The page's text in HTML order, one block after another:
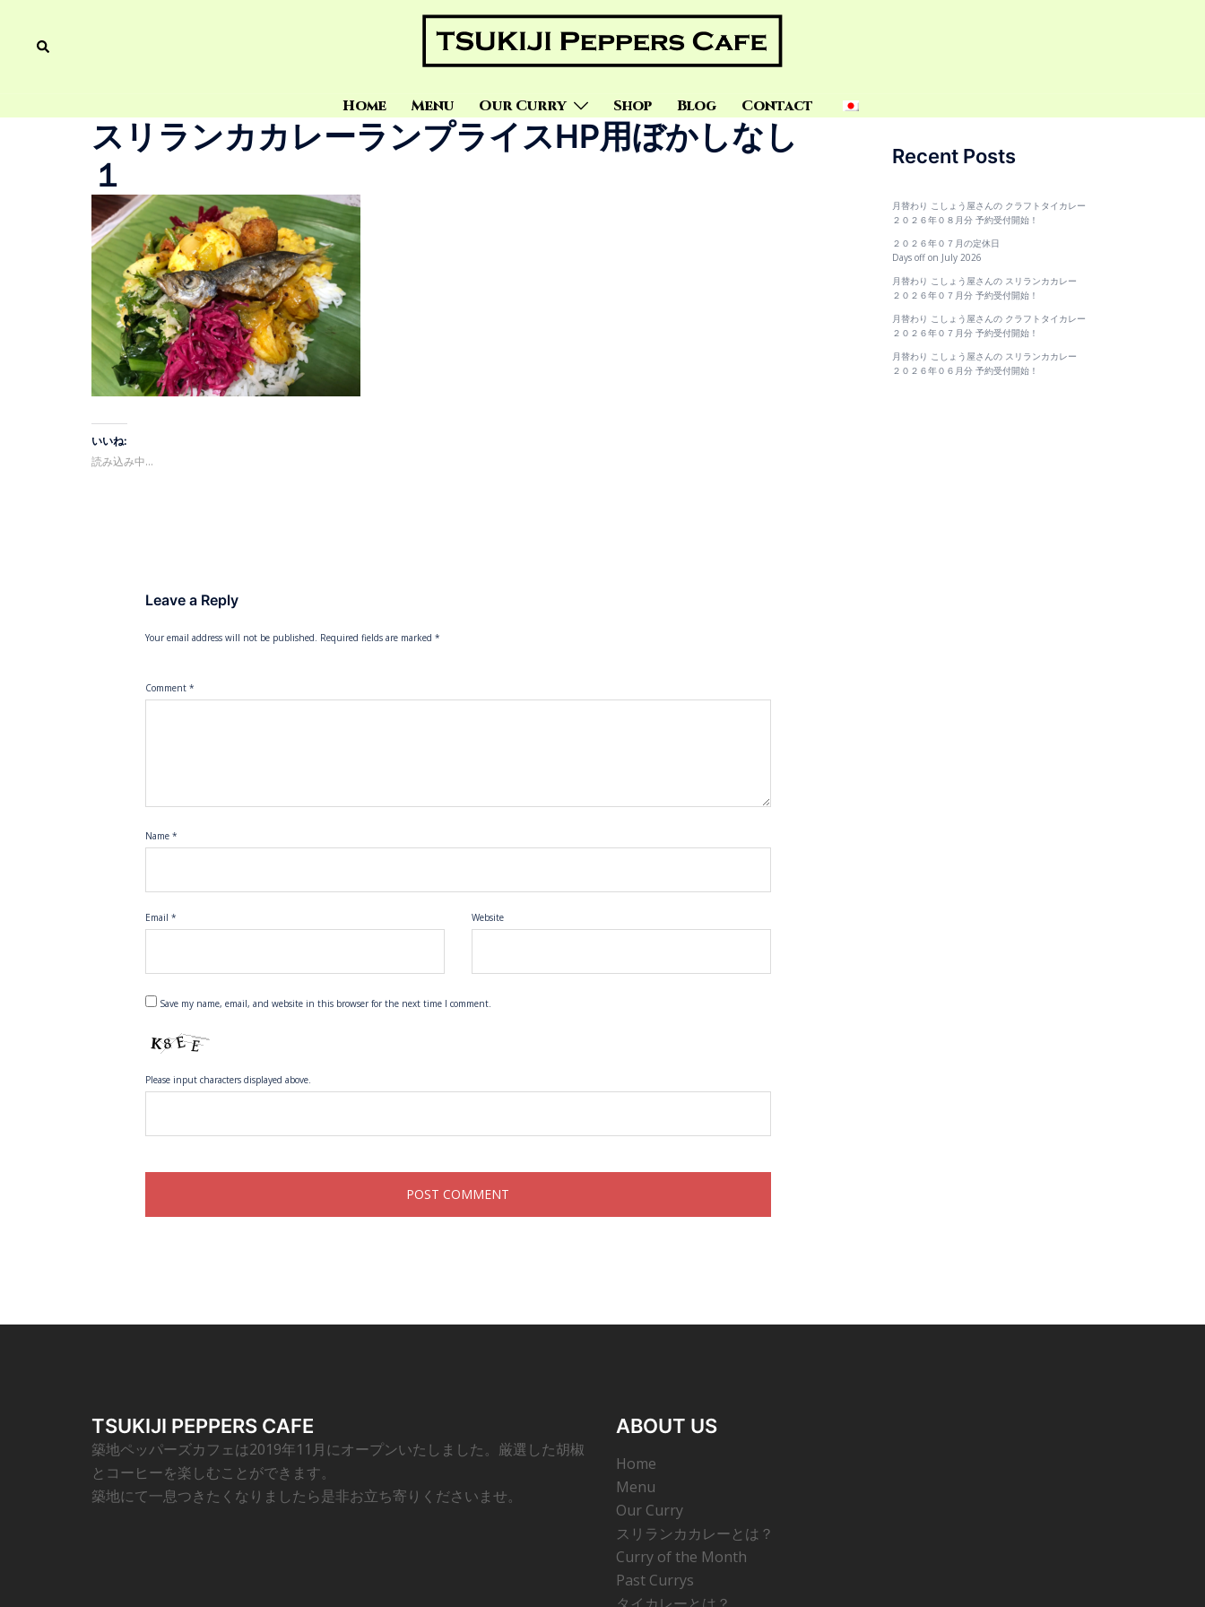
Home Menu Our Curry Shop Blog Contact
スリランカカレーランプライスHP用ぼかしなし
１
いいね:
読み込み中…
Leave a Reply
Your email address will not be published. Required fields are marked *
Comment *
Name *
Email * Website
Save my name, email, and website in this browser for the next time I comment.
Please input characters displayed above.
Recent Posts
月替わり こしょう屋さんの クラフトタイカレー
２０２６年０８月分 予約受付開始！
２０２６年０７月の定休日
Days off on July 2026
月替わり こしょう屋さんの スリランカカレー
２０２６年０７月分 予約受付開始！
月替わり こしょう屋さんの クラフトタイカレー
２０２６年０７月分 予約受付開始！
月替わり こしょう屋さんの スリランカカレー
２０２６年０６月分 予約受付開始！
TSUKIJI PEPPERS CAFE
築地ペッパーズカフェは2019年11月にオープンいたしました。厳選した胡椒
とコーヒーを楽しむことができます。
築地にて一息つきたくなりましたら是非お立ち寄りくださいませ。
ABOUT US
Home
Menu
Our Curry
スリランカカレーとは？
Curry of the Month
Past Currys